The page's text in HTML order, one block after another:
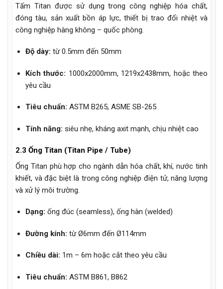
Tấm Titan được sử dụng trong công nghiệp hóa chất,
đóng tàu, sản xuất bồn áp lực, thiết bị trao đổi nhiệt và
công nghiệp hàng không – quốc phòng.
Độ dày: từ 0.5mm đến 50mm
Kích thước: 1000x2000mm, 1219x2438mm, hoặc theo
yêu cầu
Tiêu chuẩn: ASTM B265, ASME SB-265
Tính năng: siêu nhẹ, kháng axit mạnh, chịu nhiệt cao
2.3 Ống Titan (Titan Pipe / Tube)
Ống Titan phù hợp cho ngành dẫn hóa chất, khí, nước tinh
khiết, và đặc biệt là trong công nghiệp điện tử, năng lượng
và xử lý môi trường.
Dạng: ống đúc (seamless), ống hàn (welded)
Đường kính: từ Ø6mm đến Ø114mm
Chiều dài: 1m – 6m hoặc cắt theo yêu cầu
Tiêu chuẩn: ASTM B861, B862